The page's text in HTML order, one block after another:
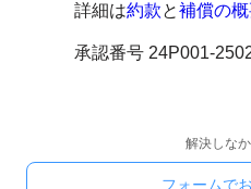
詳細は約款と補償の
承認番号 24P001-
解決しな
フォームで